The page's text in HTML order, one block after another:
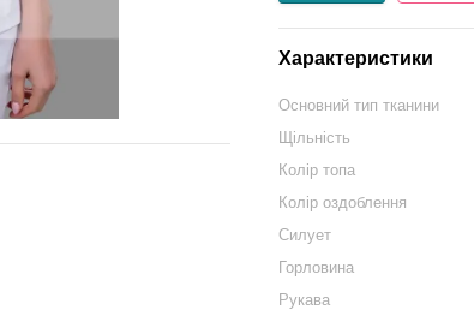
Характеристики
Основний тип тканини
Щільність
Колір топа
Колір оздоблення
Силует
Горловина
Рукава